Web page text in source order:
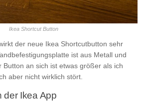
Ikea Shortcut Button
der neue Ikea Shortcutbutton sehr
ist aus Metall und
Button an sich ist etwas größer als ich
aber nicht wirklich stört.
der Ikea App